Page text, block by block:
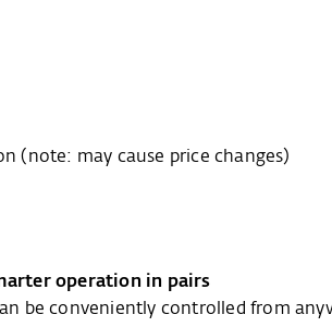
(note: may cause price changes)
operation in pairs
be conveniently controlled from